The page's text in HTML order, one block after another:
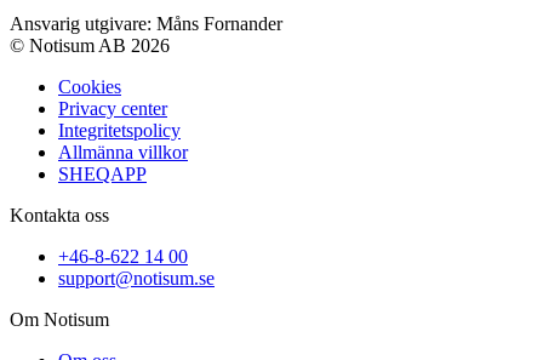
Ansvarig utgivare: Måns Fornander
© Notisum AB 2026
Cookies
Privacy center
Integritetspolicy
Allmänna villkor
SHEQAPP
Kontakta oss
+46-8-622 14 00
support@notisum.se
Om Notisum